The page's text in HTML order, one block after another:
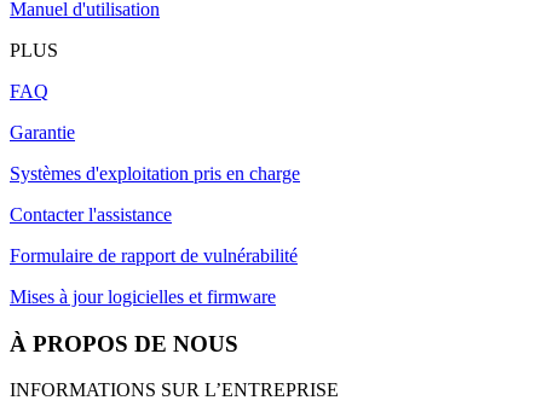
Manuel d'utilisation
PLUS
FAQ
Garantie
Systèmes d'exploitation pris en charge
Contacter l'assistance
Formulaire de rapport de vulnérabilité
Mises à jour logicielles et firmware
À PROPOS DE NOUS
INFORMATIONS SUR L’ENTREPRISE